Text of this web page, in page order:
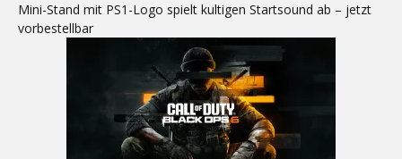
Mini-Stand mit PS1-Logo spielt kultigen Startsound ab – jetzt
vorbestellbar